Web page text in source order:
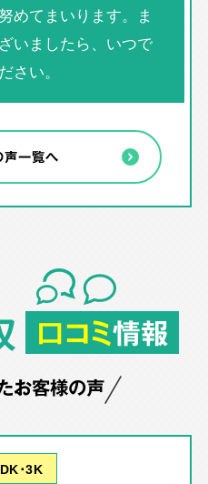
めてまいります。ま
いましたら、いつで
さい。
声一覧へ
口コミ情報
お客様の声
･3K